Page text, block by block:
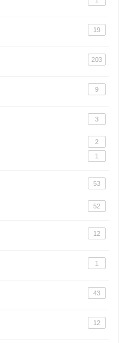
19
203
9
3
2
1
53
52
12
1
43
12